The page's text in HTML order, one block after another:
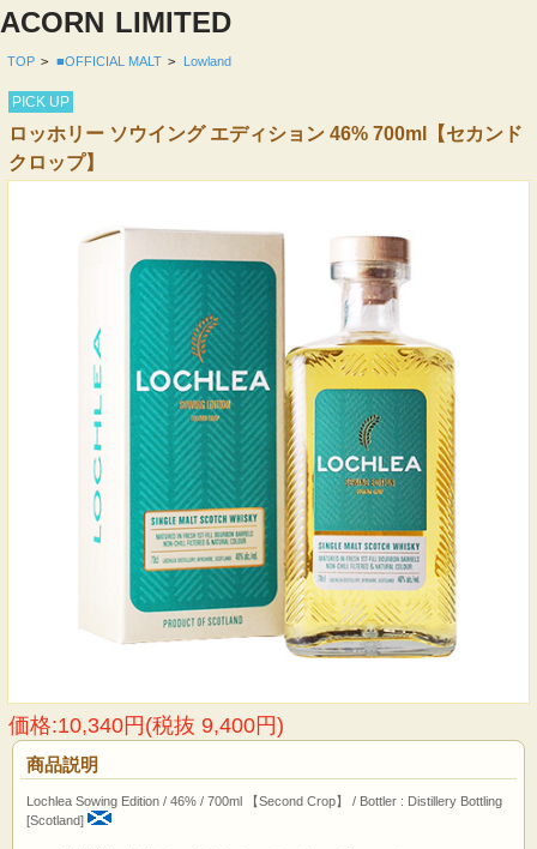
ACORN LIMITED
TOP > ■OFFICIAL MALT > Lowland
PICK UP
ロッホリー ソウイング エディション 46% 700ml【セカンド
クロップ】
価格:10,340円(税抜 9,400円)
商品説明
Lochlea Sowing Edition / 46% / 700ml 【Second Crop】 / Bottler : Distillery Bottling
[Scotland]